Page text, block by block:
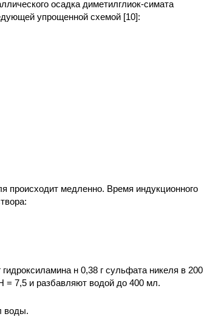
осадка диметилглиок-симата
упрощенной схемой [10]:
происходит медленно. Время индукционного
н 0,38 г сульфата никеля в 200
7,5 и разбавляют водой до 400 мл.
воды.